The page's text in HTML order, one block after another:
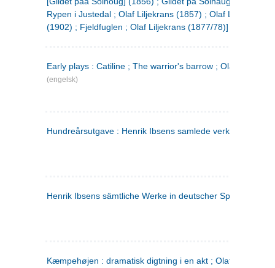
Rypen i Justedal ; Olaf Liljekrans (1857) ; Olaf Liljekrans
(1902) ; Fjeldfuglen ; Olaf Liljekrans (1877/78)]
Early plays : Catiline ; The warrior's barrow ; Olaf Liljekrans
(engelsk)
Hundreårsutgave : Henrik Ibsens samlede verker. 3
Henrik Ibsens sämtliche Werke in deutscher Sprache. 2
Kæmpehøjen : dramatisk digtning i en akt ; Olaf Liljekrans :